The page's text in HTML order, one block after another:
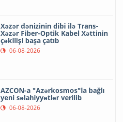
Xəzər dənizinin dibi ilə Trans-
Xəzər Fiber-Optik Kabel Xəttinin
çəkilişi başa çatıb
06-08-2026
AZCON-a "Azərkosmos"la bağlı
yeni səlahiyyətlər verilib
06-08-2026